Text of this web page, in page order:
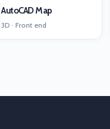
AutoCAD Map
3D · Front end